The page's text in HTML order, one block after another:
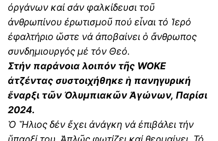
ὀργάνων καί σάν φαλκίδευσι τοῦ
ἀνθρωπίνου ἐρωτισμοῦ πού εἶναι τό Ἱερό
ἐφαλτήριο ὥστε νά ἀποβαίνει ὁ ἄνθρωπος
συνδημιουργός μέ τόν Θεό.
Στήν παράνοια λοιπόν τῆς WOKE
ἀτζέντας συστοιχήθηκε ἡ πανηγυρική
ἔναρξι τῶν Ὀλυμπιακῶν Ἀγώνων, Παρίσι
2024.
Ὁ Ἥλιος δέν ἔχει ἀνάγκη νά ἐπιβάλει τήν